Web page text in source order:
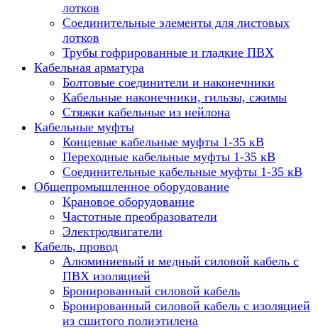
лотков
Соединительные элементы для листовых
лотков
Трубы гофрированные и гладкие ПВХ
Кабельная арматура
Болтовые соединители и наконечники
Кабельные наконечники, гильзы, сжимы
Стяжки кабельные из нейлона
Кабельные муфты
Концевые кабельные муфты 1-35 кВ
Переходные кабельные муфты 1-35 кВ
Соединительные кабельные муфты 1-35 кВ
Общепромышленное оборудование
Крановое оборудование
Частотные преобразователи
Электродвигатели
Кабель, провод
Алюминиевый и медный силовой кабель с
ПВХ изоляцией
Бронированный силовой кабель
Бронированный силовой кабель с изоляцией
из сшитого полиэтилена